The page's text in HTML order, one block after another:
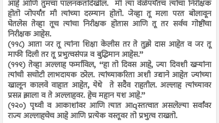
आहे आणि तुमचा पालनकर्तादेखील. मी त्या वेळेपर्यंतच त्यांचा निरीक्षक
होतो जोपर्यंत मी त्यांच्या दरम्यान होतो. जेव्हा तू मला परत बोलावून
घेतलेस तेव्हा तूच त्यांचा निरीक्षक होतास आणि तू तर सर्वच गोष्टींचा
निरीक्षक आहेस.
(११८) आता जर तू त्यांना शिक्षा केलीस तर ते तुझे दास आहेत व जर तू
माफी दिली तर तू प्रभुत्वसंपन्न व बुद्धिमान आहेस.’’
(११९) तेव्हा अल्लाह फर्माविल, ‘‘हा तो दिवस आहे, ज्या दिवशी खऱ्यांना
त्यांची सचोटी लाभदायक ठरेल. त्यांच्याकरिता अशी उद्याने आहेत ज्यांच्या
खालून कालवे वाहात आहेत, येथे ते सदैव राहतील. अल्लाह त्यांच्यावर
प्रसन्न झाला व ते अल्लाहवर. हेच महान यश आहे.’’
(१२०) पृथ्वी व आकाशांवर आणि त्यात आqस्तत्वात असलेल्या सर्वांवर
राज्य अल्लाहचेच आहे आणि प्रत्येक वस्तूवर तो प्रभुत्व राखतो.